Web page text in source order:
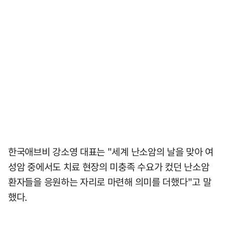
한국애브비 강소영 대표는 "세계 난소암의 날을 맞아 여
성암 중에서도 치료 현장의 미충족 수요가 컸던 난소암
환자들을 응원하는 자리로 마련해 의미를 더했다"고 말
했다.